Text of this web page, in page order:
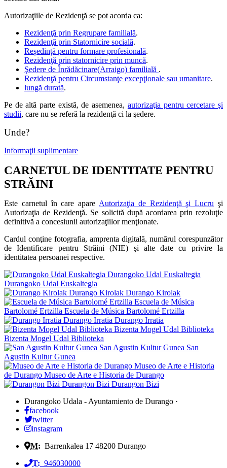
Autorizaţiile de Rezidenţă se pot acorda ca:
Rezidenţă prin Regrupare familială.
Rezidenţă prin Statornicire socială.
Reședință pentru formare profesională.
Rezidenţă prin statornicire prin muncă.
Şedere de Înrădăcinare(Arraigo) familială .
Rezidenţă pentru Circumstanţe excepţionale sau umanitare.
lungă durată.
Pe de altă parte există, de asemenea, autorizaţia pentru cercetare şi
studii, care nu se referă la rezidenţă ci la şedere.
Unde?
Informaţii suplimentare
CARNETUL DE IDENTITATE PENTRU
STRĂINI
Este carnetul în care apare Autorizaţia de Rezidenţă şi Lucru şi
Autorizaţia de Rezidenţă. Se solicită după acordarea prin rezoluţie
definitivă a concesiunii autorizaţiilor menţionate.
Cardul conţine fotografia, amprenta digitală, numărul corespunzător
de Identificare pentru Străini (NIE) şi alte date cu privire la
identitatea persoanei respective.
Durangoko Udal Euskaltegia
Durangoko Udal Euskaltegia
Durango Kirolak Durango Kirolak
Escuela de Música
Bartolomé Ertzilla Escuela de Música Bartolomé Ertzilla
Durango Irratia Durango Irratia
Bizenta Mogel Udal Biblioteka
Bizenta Mogel Udal Biblioteka
San Agustin Kultur Gunea San
Agustin Kultur Gunea
Museo de Arte e Historia
de Durango Museo de Arte e Historia de Durango
Durangon Bizi Durangon Bizi
Durangoko Udala - Ayuntamiento de Durango ·
facebook
twitter
instagram
M: Barrenkalea 17 48200 Durango
T: 946030000